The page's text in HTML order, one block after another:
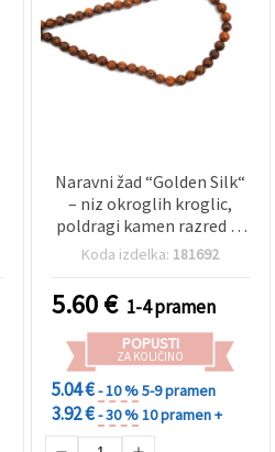
Naravni žad “Golden Silk“
– niz okroglih kroglic,
poldragi kamen razred A,
6 mm, približno 58 kosov,
(zapestnice, ogrlice)
Koda izdelka: 181692
5.60€ 1-4 pramen
POPUSTI
ZA KOLIČINO
5.04 €- 10 %5-9 pramen
3.92 €- 30 %10 pramen +